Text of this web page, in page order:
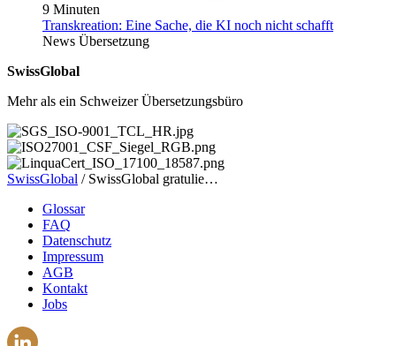
9 Minuten
Transkreation: Eine Sache, die KI noch nicht schafft
News Übersetzung
SwissGlobal
Mehr als ein Schweizer Übersetzungsbüro
SwissGlobal / SwissGlobal gratulie…
Glossar
FAQ
Datenschutz
Impressum
AGB
Kontakt
Jobs